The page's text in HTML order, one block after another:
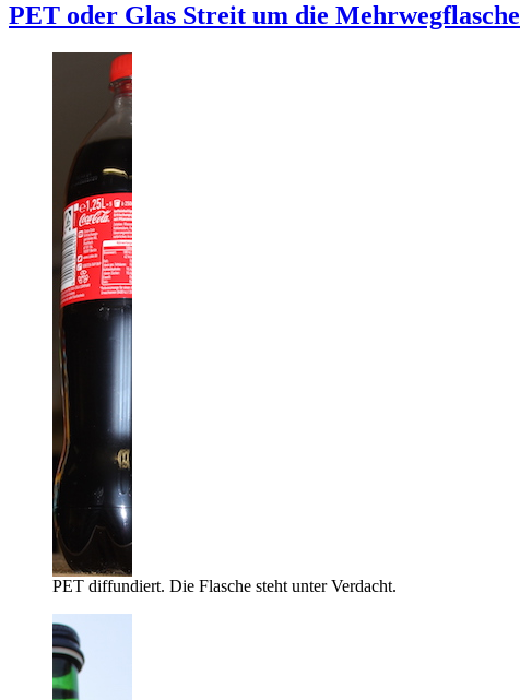
PET oder Glas Streit um die Mehrwegflasche
PET diffundiert. Die Flasche steht unter Verdacht.